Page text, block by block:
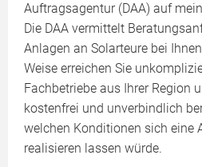
Auftragsagentur (DAA) auf
Die DAA vermittelt
Anlagen an Solarteure bei
Weise erreichen Sie
Fachbetriebe aus Ihrer Region
kostenfrei und unverbindlich
welchen Konditionen sich eine
realisieren lassen würde.